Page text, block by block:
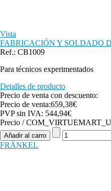
Vista
FABRICACIÓN Y SOLDADO
Ref.: CB1009
Para técnicos experimentados
Detalles de producto
Precio de venta con descuento:
Precio de venta:659,38€
PVP sin IVA: 544,94€
Precio /
FRÄNKEL